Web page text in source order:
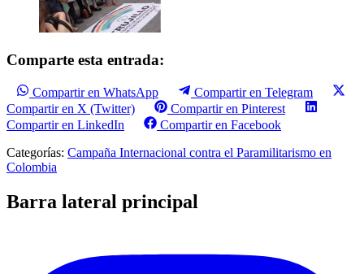
Comparte esta entrada:
Compartir en WhatsApp
Compartir en Telegram
Compartir en X (Twitter)
Compartir en Pinterest
Compartir en LinkedIn
Compartir en Facebook
Categorías: Campaña Internacional contra el Paramilitarismo en
Colombia
Barra lateral principal